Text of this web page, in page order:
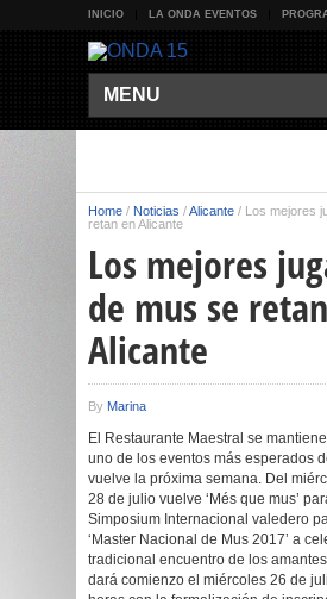
INICIO LA ONDA EVENTOS
MENU
Home / Noticias /Alicante / Los mejores
retan en Alicante
Los mejores
de mus se
Alicante
By Marina
El Restaurante Maestral se
uno de los eventos más esperados
vuelve la próxima semana. Del
28 de julio vuelve ‘Més que mus’
Simposium Internacional valedero
‘Master Nacional de Mus 2017’ a
tradicional encuentro de los
dará comienzo el miércoles 26 de